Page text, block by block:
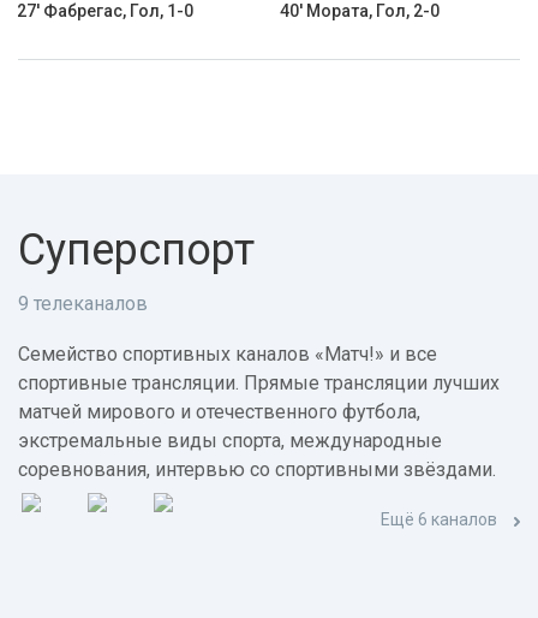
27' Фабрегас, Гол, 1-0 40' Мората, Гол, 2-0
Суперспорт
9 телеканалов
Семейство спортивных каналов «Матч!» и все
спортивные трансляции. Прямые трансляции лучших
матчей мирового и отечественного футбола,
экстремальные виды спорта, международные
соревнования, интервью со спортивными звёздами.
Ещё 6 каналов